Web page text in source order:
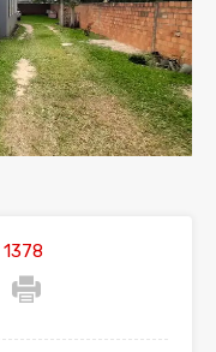
1378